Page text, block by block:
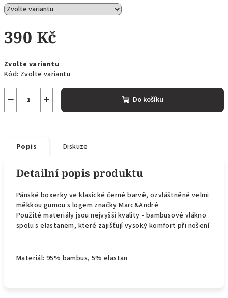
390 Kč
cena:
Zvolte variantu
Kód: Zvolte variantu
+
− Do košíku
Popis Diskuze
Detailní popis produktu
Pánské boxerky ve klasické černé barvě, ozvláštněné velmi
měkkou gumou s logem značky Marc&André
Použité materiály jsou nejvyšší kvality - bambusové vlákno
spolu s elastanem, které zajišťují vysoký komfort při nošení
Materiál: 95% bambus, 5% elastan